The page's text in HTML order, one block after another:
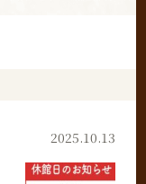
2025.10.13